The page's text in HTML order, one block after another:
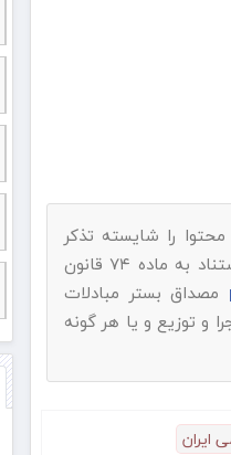
را شایسته تذکر
پیامک بفرمایید.با استناد به ماده ۷۴ قانون
مصداق بستر مبادلات
و توزیع و یا هر گونه
ایران